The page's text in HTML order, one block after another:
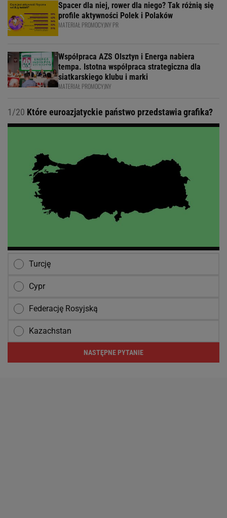
Spacer dla niej, rower dla niego? Tak różnią się
profile aktywności Polek i Polaków
MATERIAŁ PROMOCYJNY PR
Współpraca AZS Olsztyn i Energa nabiera
tempa. Istotna współpraca strategiczna dla
siatkarskiego klubu i marki
MATERIAŁ PROMOCYJNY
1/20 Które euroazjatyckie państwo przedstawia grafika?
Turcję
Cypr
Federację Rosyjską
Kazachstan
NASTĘPNE PYTANIE